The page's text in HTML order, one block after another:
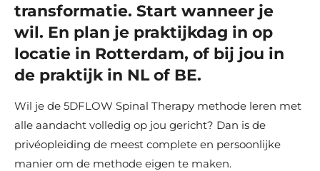
transformatie. Start wanneer je
wil. En plan je praktijkdag in op
locatie in Rotterdam, of bij jou in
de praktijk in NL of BE.
Wil je de 5DFLOW Spinal Therapy methode leren met
alle aandacht volledig op jou gericht? Dan is de
privéopleiding de meest complete en persoonlijke
manier om de methode eigen te maken.